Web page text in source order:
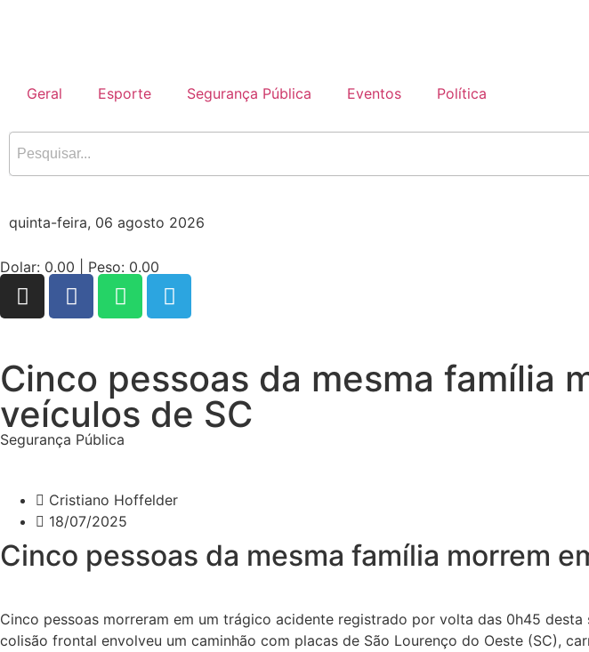
Geral Esporte Segurança Pública Eventos Política
quinta-feira, 06 agosto 2026
Dolar: 0.00 | Peso: 0.00
Cinco pessoas da mesma família
veículos de SC
Segurança Pública
Cristiano Hoffelder
18/07/2025
Cinco pessoas da mesma família morrem
Cinco pessoas morreram em um trágico acidente registrado por volta das 0h45
colisão frontal envolveu um caminhão com placas de São Lourenço do Oeste (SC),